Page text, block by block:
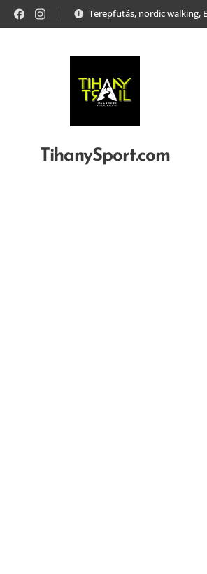
Terepfutás, nordic walking,
TihanySport.com